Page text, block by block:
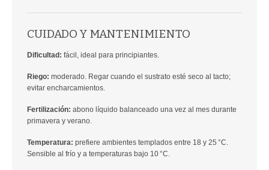
CUIDADO Y MANTENIMIENTO
Dificultad: fácil, ideal para principiantes.
Riego: moderado. Regar cuando el sustrato esté seco al tacto;
evitar encharcamientos.
Fertilización: abono líquido balanceado una vez al mes durante
primavera y verano.
Temperatura: prefiere ambientes templados entre 18 y 25 °C.
Sensible al frío y a temperaturas bajo 10 °C.